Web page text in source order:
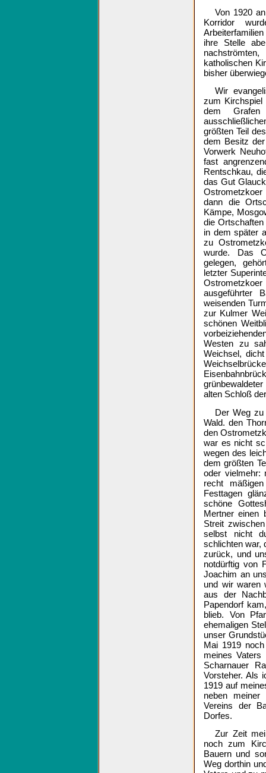
Von 1920
Korridor
ihre Stelle
katholischen
bisher
Wir
zum
dem
größten Teil
dem Besitz
Vorwerk
fast
Rentschkau,
das Gut
Ostrometzkoer
dann die
Kämpe,
die
in dem später
zu
wurde. Das
gelegen,
letzter
ausgeführter
weisenden
zur Kulmer
schönen
Westen zu
Weichsel,
alten Schloß
Der Weg
Wald. den
den
war es nicht
wegen des
dem größten
oder vielmehr:
recht
Festtagen
schöne
Mertner einen
Streit
selbst nicht
schlichten war,
zurück, und
notdürftig von
Joachim an
und wir waren
aus der
Papendorf
blieb. Von
ehemaligen
unser
Mai 1919
meines
Scharnauer
Vorsteher. Als
1919 auf
neben meiner
Vereins der
Dorfes.
Zur Zeit
noch zum
Bauern und
Weg dorthin